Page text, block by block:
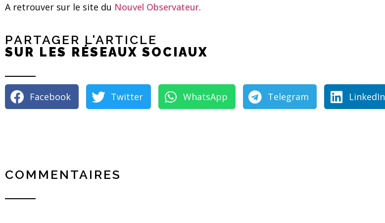
A retrouver sur le site du Nouvel Observateur.
PARTAGER L'ARTICLE
SUR LES RÉSEAUX SOCIAUX
Facebook Twitter WhatsApp Telegram LinkedIn
COMMENTAIRES